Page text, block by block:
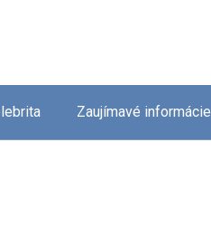
Zaujímavé informácie